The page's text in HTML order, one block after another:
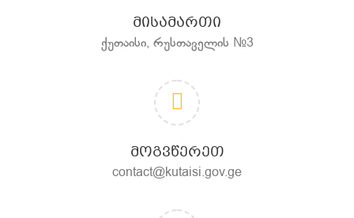
ᲛᲘᲡᲐᲛᲐᲠᲗᲘ
ქუთაისი, რუსთაველის №3
ᲛᲝᲒᲕᲬᲔᲠᲔᲗ
contact@kutaisi.gov.ge